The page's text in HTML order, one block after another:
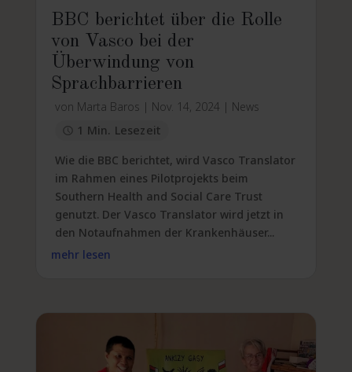
BBC berichtet über die Rolle
von Vasco bei der
Überwindung von
Sprachbarrieren
von Marta Baros | Nov. 14, 2024 | News
1 Min. Lesezeit
Wie die BBC berichtet, wird Vasco Translator
im Rahmen eines Pilotprojekts beim
Southern Health and Social Care Trust
genutzt. Der Vasco Translator wird jetzt in
den Notaufnahmen der Krankenhäuser...
mehr lesen